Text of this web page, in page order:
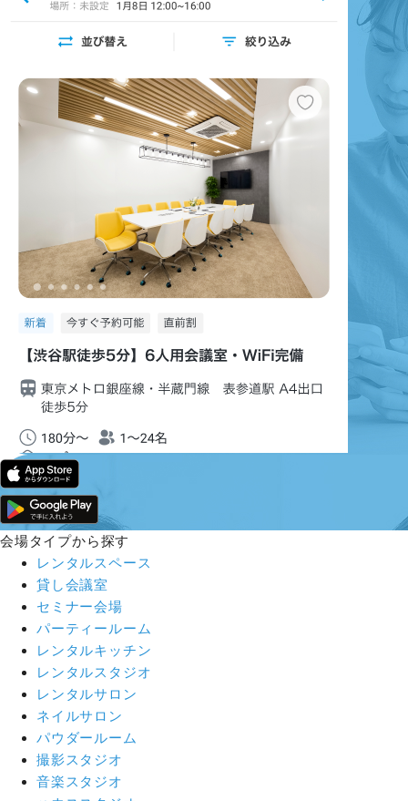
会場タイプから探す
レンタルスペース
貸し会議室
セミナー会場
パーティールーム
レンタルキッチン
レンタルスタジオ
レンタルサロン
ネイルサロン
パウダールーム
撮影スタジオ
音楽スタジオ